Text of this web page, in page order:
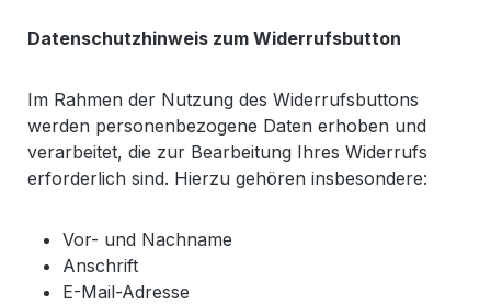
Datenschutzhinweis zum Widerrufsbutton
Im Rahmen der Nutzung des Widerrufsbuttons
werden personenbezogene Daten erhoben und
verarbeitet, die zur Bearbeitung Ihres Widerrufs
erforderlich sind. Hierzu gehören insbesondere:
Vor- und Nachname
Anschrift
E-Mail-Adresse